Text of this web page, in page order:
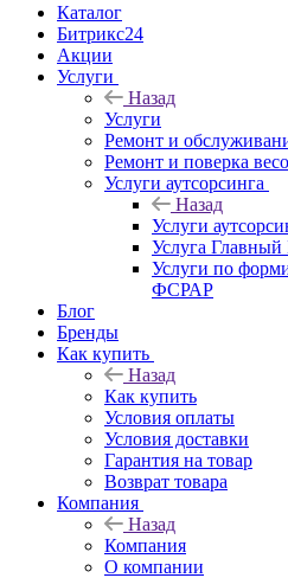
Каталог
Битрикс24
Акции
Услуги
Назад
Услуги
Ремонт и
Ремонт и поверка
Услуги аутсорсинга
Назад
Услуги
Услуга Главный
Услуги по
ФСРАР
Блог
Бренды
Как купить
Назад
Как купить
Условия оплаты
Условия доставки
Гарантия на товар
Возврат товара
Компания
Назад
Компания
О компании